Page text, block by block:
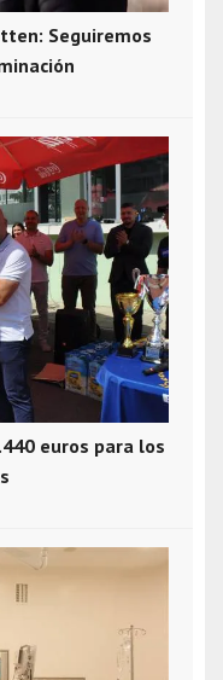
Seguiremos
euros para los